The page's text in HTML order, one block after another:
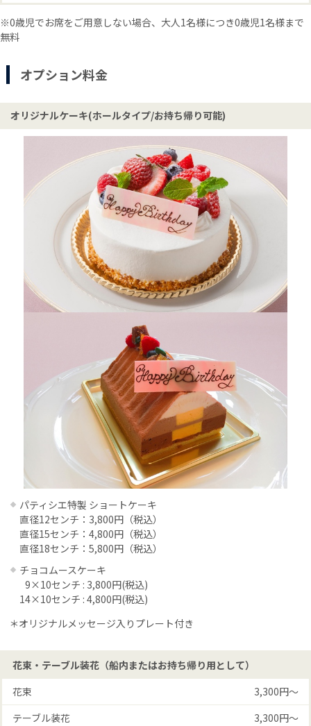
※0歳児でお席をご用意しない場合、大人1名様につき0歳児1名様まで
無料
オプション料金
オリジナルケーキ(ホールタイプ/お持ち帰り可能)
パティシエ特製 ショートケーキ
直径12センチ：3,800円（税込）
直径15センチ：4,800円（税込）
直径18センチ：5,800円（税込）
チョコムースケーキ
9×10センチ : 3,800円(税込)
14×10センチ : 4,800円(税込)
＊オリジナルメッセージ入りプレート付き
花束・テーブル装花（船内またはお持ち帰り用として）
花束
3,300円〜
テーブル装花
3,300円〜